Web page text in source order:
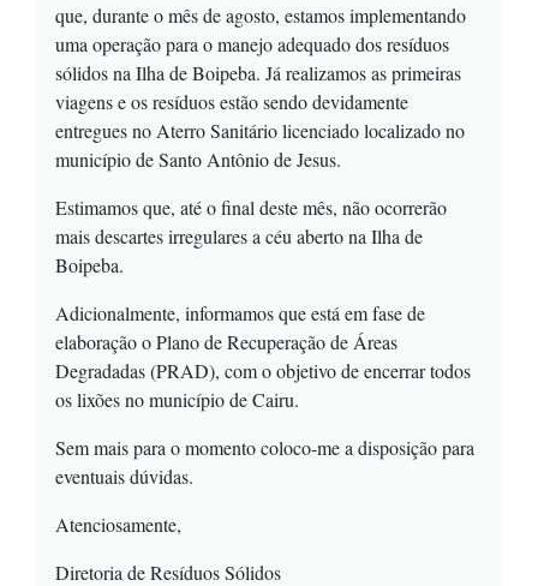
que, durante o mês de agosto, estamos implementando
uma operação para o manejo adequado dos resíduos
sólidos na Ilha de Boipeba. Já realizamos as primeiras
viagens e os resíduos estão sendo devidamente
entregues no Aterro Sanitário licenciado localizado no
município de Santo Antônio de Jesus.
Estimamos que, até o final deste mês, não ocorrerão
mais descartes irregulares a céu aberto na Ilha de
Boipeba.
Adicionalmente, informamos que está em fase de
elaboração o Plano de Recuperação de Áreas
Degradadas (PRAD), com o objetivo de encerrar todos
os lixões no município de Cairu.
Sem mais para o momento coloco-me a disposição para
eventuais dúvidas.
Atenciosamente,
Diretoria de Resíduos Sólidos